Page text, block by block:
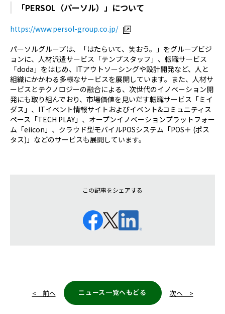
「PERSOL（パーソル）」について
https://www.persol-group.co.jp/
パーソルグループは、「はたらいて、笑おう。」をグループビジ
ョンに、人材派遣サービス「テンプスタッフ」、転職サービス
「doda」をはじめ、ITアウトソーシングや設計開発など、人と
組織にかかわる多様なサービスを展開しています。また、人材サ
ービスとテクノロジーの融合による、次世代のイノベーション開
発にも取り組んでおり、市場価値を見いだす転職サービス「ミイ
ダス」、ITイベント情報サイトおよびイベント&コミュニティス
ペース「TECH PLAY」、オープンイノベーションプラットフォー
ム「eiicon」、クラウド型モバイルPOSシステム「POS＋ (ポス
タス)」などのサービスも展開しています。
この記事をシェアする
< 前へ ニュース一覧へもどる 次へ >